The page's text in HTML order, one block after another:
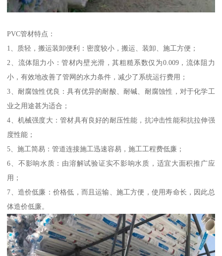
PVC管材特点：
1、质轻，搬运装卸便利：密度较小，搬运、装卸、施工方便；
2、流体阻力小：管材内壁光滑，其粗糙系数仅为0.009，流体阻力
小，有效地改善了管网的水力条件，减少了系统运行费用；
3、耐腐蚀性优良：具有优异的耐酸、耐碱、耐腐蚀性，对于化学工
业之用途甚为适合；
4、机械强度大：管材具有良好的耐压性能，抗冲击性能和抗拉伸强
度性能；
5、施工简易：管道连接施工迅速容易，施工工程费低廉；
6、不影响水质：由溶解试验证实不影响水质，适宜大面积推广应
用；
7、造价低廉：价格低，而且运输、施工方便，使用寿命长，因此总
体造价低廉。